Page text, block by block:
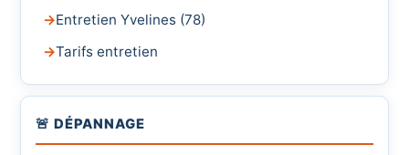
Entretien Yvelines (78)
Tarifs entretien
🚨 DÉPANNAGE